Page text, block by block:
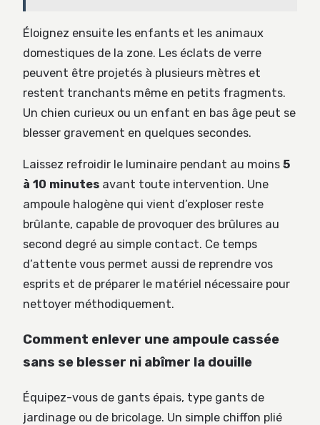
Éloignez ensuite les enfants et les animaux
domestiques de la zone. Les éclats de verre
peuvent être projetés à plusieurs mètres et
restent tranchants même en petits fragments.
Un chien curieux ou un enfant en bas âge peut se
blesser gravement en quelques secondes.
Laissez refroidir le luminaire pendant au moins 5
à 10 minutes avant toute intervention. Une
ampoule halogène qui vient d’exploser reste
brûlante, capable de provoquer des brûlures au
second degré au simple contact. Ce temps
d’attente vous permet aussi de reprendre vos
esprits et de préparer le matériel nécessaire pour
nettoyer méthodiquement.
Comment enlever une ampoule cassée
sans se blesser ni abîmer la douille
Équipez-vous de gants épais, type gants de
jardinage ou de bricolage. Un simple chiffon plié